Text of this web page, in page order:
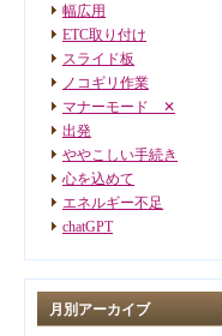
幅広用
ETC取り付け
スライド板
ノコギリ作業
マナーモード ✕
出発
ややこしい手続き
心を込めて
エネルギー不足
chatGPT
月別アーカイブ